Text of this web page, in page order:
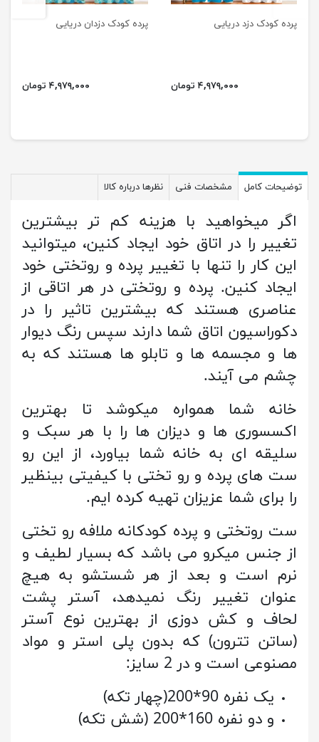
پرده کودک دزد دریایی
۴,۹۷۹,۰۰۰ تومان
پرده کودک دزدان دریایی
۴,۹۷۹,۰۰۰ تومان
توضیحات کامل مشخصات فنی نظرها درباره کالا
اگر میخواهید با هزینه کم تر بیشترین
تغییر را در اتاق خود ایجاد کنین، میتوانید
این کار را تنها با تغییر پرده و روتختی خود
ایجاد کنین. پرده و روتختی در هر اتاقی از
عناصری هستند که بیشترین تاثیر را در
دکوراسیون اتاق شما دارند سپس رنگ دیوار
ها و مجسمه ها و تابلو ها هستند که به
چشم می آیند.
خانه شما همواره میکوشد تا بهترین
اکسسوری ها و دیزان ها را با هر سبک و
سلیقه ای به خانه شما بیاورد، از این رو
ست های پرده و رو تختی با کیفیتی بینظیر
را برای شما عزیزان تهیه کرده ایم.
ست روتختی و پرده کودکانه ملافه رو تختی
از جنس میکرو می باشد که بسیار لطیف و
نرم است و بعد از هر شستشو به هیچ
عنوان تغییر رنگ نمیدهد، آستر پشت
لحاف و کش دوزی از بهترین نوع آستر
(ساتن تترون) که بدون پلی استر و مواد
مصنوعی است و در 2 سایز:
یک نفره 90*200(چهار تکه)
و دو نفره 160*200 (شش تکه)